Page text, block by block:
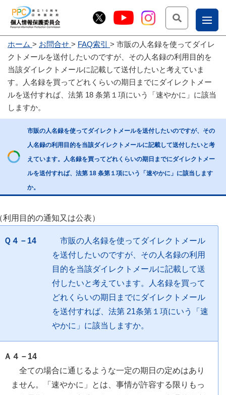
お
問
合
こー
じょ
ー部
ホーム お問合せ FAQ索引
市販の人名録を使ってダイレ
クトメールを送付したいのですが、その人名録の利用目的を
当該ダイレクトメールに記載して送付したいと考えていま
す。人名録を買ってどれくらいの期日までにダイレクトメー
ルを送付すれば、法第 18 条第１項にいう「速やかに」に該当
しますか。
市販の人名録を使ってダイレクトメールを送付したいのですが、その
人名録の利用目的を当該ダイレクトメールに記載して送付したいと考
えています。人名録を買ってどれくらいの期日までにダイレクトメー
ルを送付すれば、法第 18 条第１項にいう「速やかに」に該当します
か。
利用目的の通知又は公表）
Ｑ４－14
市販の人名録を使ってダイレクトメール
を送付したいのですが、その人名録の利用
目的を当該ダイレクトメールに記載して送
付したいと考えています。人名録を買って
どれくらいの期日までにダイレクトメール
を送付すれば、法第 21条第１項にいう「速
やかに」に該当しますか。
Ａ４－14
全ての場合に通じるような一定の期日の定めはあり
ません。「速やかに」とは、事情が許容する限りもっ